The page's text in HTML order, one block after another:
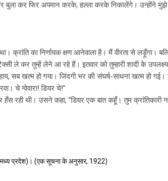
बुला कर फिर अपमान करके, हल्ला करके निकालेंगे। उन्होंने मुझे
क्रांति का निर्णायक क्षण आनेवाला है। मैं वीरता से लड़ूँगा।
ले कर तुम्हें लेने आ रहे हैं। इतवार को तुम्हारी शादी के
सब खत्म हो गया। जिंदगी भर की संघर्ष-साधना खत्म
चे ग्वेवारा! डियर चे!”
रही थी। उसने कहा, “डियर एक बात कहूँ। तुम क्रांतिकारी
प्रदेश)। (एक सूचना के अनुसार, 1922)